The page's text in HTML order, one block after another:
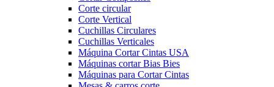
Corte circular
Corte Vertical
Cuchillas Circulares
Cuchillas Verticales
Máquina Cortar Cintas USA
Máquinas cortar Bias Bies
Máquinas para Cortar Cintas